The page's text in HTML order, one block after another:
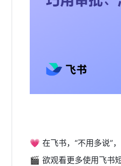
💗 在飞书，“不用多说”，
🎬 欲观看更多使用飞书短